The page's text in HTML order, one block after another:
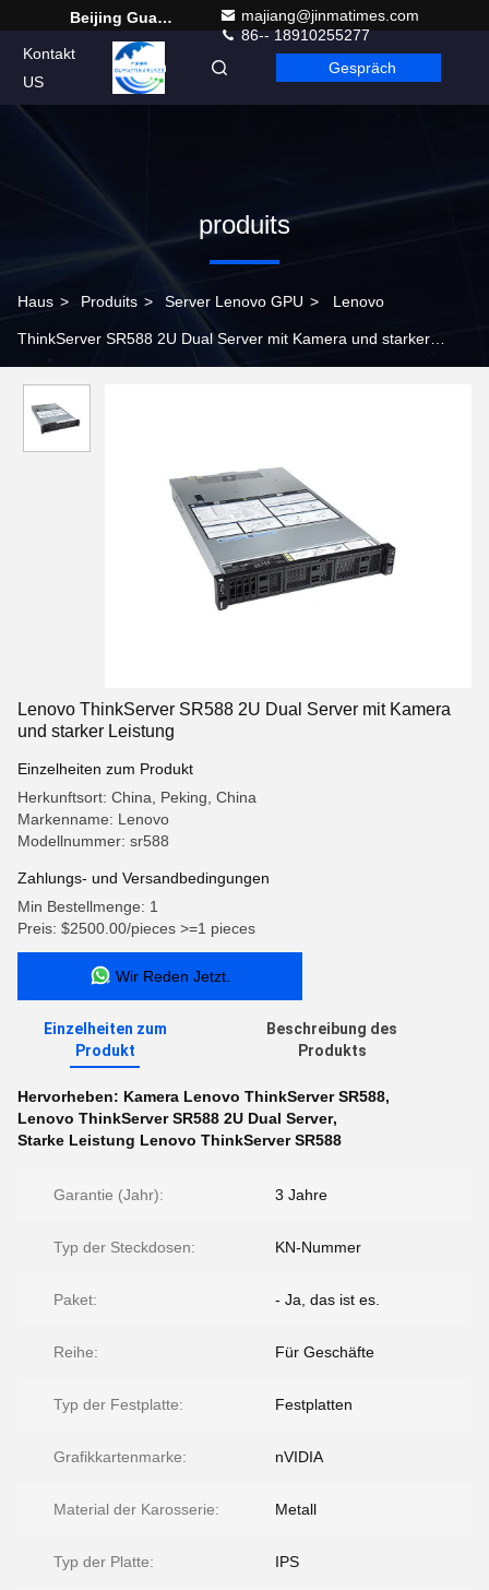
Beijing Guangtian Runze Technology Co., Ltd.
majiang@jinmatimes.com
86-- 18910255277
Kontakt
US
German Gespräch
produits
Haus > Produits > Server Lenovo GPU > Lenovo
ThinkServer SR588 2U Dual Server mit Kamera und starker
Lenovo ThinkServer SR588 2U Dual Server mit Kamera
und starker Leistung
Einzelheiten zum Produkt
Herkunftsort: China, Peking, China
Markenname: Lenovo
Modellnummer: sr588
Zahlungs- und Versandbedingungen
Min Bestellmenge: 1
Preis: $2500.00/pieces >=1 pieces
Wir Reden Jetzt.
Einzelheiten zum
Produkt
Beschreibung des
Produkts
Hervorheben: Kamera Lenovo ThinkServer SR588,
Lenovo ThinkServer SR588 2U Dual Server,
Starke Leistung Lenovo ThinkServer SR588
Garantie (Jahr): 3 Jahre
Typ der Steckdosen: KN-Nummer
Paket: - Ja, das ist es.
Reihe: Für Geschäfte
Typ der Festplatte: Festplatten
Grafikkartenmarke: nVIDIA
Material der Karosserie: Metall
Typ der Platte: IPS